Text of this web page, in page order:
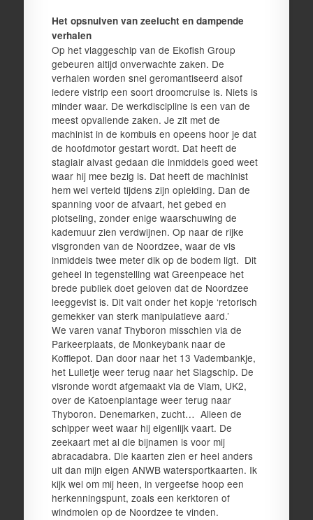
Het opsnuiven van zeelucht en dampende
verhalen
Op het vlaggeschip van de Ekofish Group
gebeuren altijd onverwachte zaken. De
verhalen worden snel geromantiseerd alsof
iedere vistrip een soort droomcruise is. Niets is
minder waar. De werkdiscipline is een van de
meest opvallende zaken. Je zit met de
machinist in de kombuis en opeens hoor je dat
de hoofdmotor gestart wordt. Dat heeft de
stagiair alvast gedaan die inmiddels goed weet
waar hij mee bezig is. Dat heeft de machinist
hem wel verteld tijdens zijn opleiding. Dan de
spanning voor de afvaart, het gebed en
plotseling, zonder enige waarschuwing de
kademuur zien verdwijnen. Op naar de rijke
visgronden van de Noordzee, waar de vis
inmiddels twee meter dik op de bodem ligt. Dit
geheel in tegenstelling wat Greenpeace het
brede publiek doet geloven dat de Noordzee
leeggevist is. Dit valt onder het kopje ‘retorisch
gemekker van sterk manipulatieve aard.’
We varen vanaf Thyboron misschien via de
Parkeerplaats, de Monkeybank naar de
Koffiepot. Dan door naar het 13 Vadembankje,
het Lulletje weer terug naar het Slagschip. De
visronde wordt afgemaakt via de Vlam, UK2,
over de Katoenplantage weer terug naar
Thyboron. Denemarken, zucht… Alleen de
schipper weet waar hij eigenlijk vaart. De
zeekaart met al die bijnamen is voor mij
abracadabra. Die kaarten zien er heel anders
uit dan mijn eigen ANWB watersportkaarten. Ik
kijk wel om mij heen, in vergeefse hoop een
herkenningspunt, zoals een kerktoren of
windmolen op de Noordzee te vinden.